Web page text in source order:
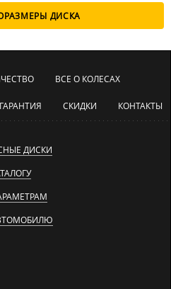
ДИСКА
ВСЕ О КОЛЕСАХ
ГАРАНТИЯ СКИДКИ КОНТАКТЫ
ДИСКИ